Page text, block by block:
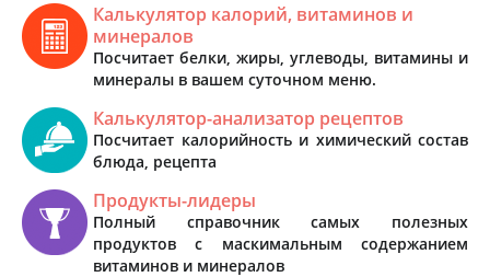
Калькулятор калорий, витаминов и
минералов
Посчитает белки, жиры, углеводы, витамины и
минералы в вашем суточном меню.
Калькулятор-анализатор рецептов
Посчитает калорийность и химический состав
блюда, рецепта
Продукты-лидеры
Полный справочник самых полезных
продуктов с маскимальным содержанием
витаминов и минералов